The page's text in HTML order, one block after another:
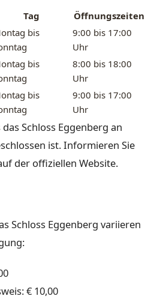
Tag
Öffnungszeiten
bis
9:00 bis 17:00
Uhr
bis
8:00 bis 18:00
Uhr
bis
9:00 bis 17:00
Uhr
Schloss Eggenberg an
ist. Informieren Sie
der offiziellen Website.
Schloss Eggenberg variieren
€ 10,00